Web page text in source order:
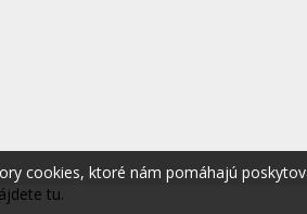
cookies, ktoré nám pomáhajú
tu.